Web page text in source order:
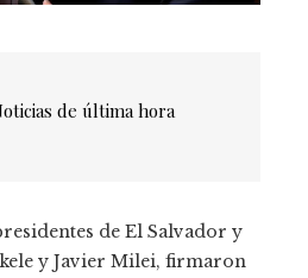
de última hora
de El Salvador y
y Javier Milei, firmaron